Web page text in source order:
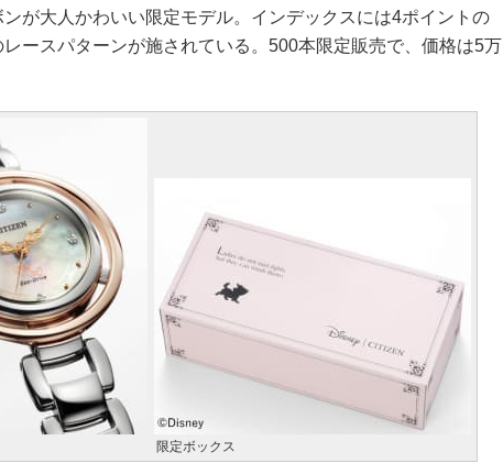
が大人かわいい限定モデル。インデックスには4ポイントの
ースパターンが施されている。500本限定販売で、価格は5万
限定ボックス